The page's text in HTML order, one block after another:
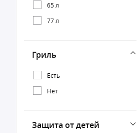
65 л
77 л
Гриль
Есть
Нет
Защита от детей